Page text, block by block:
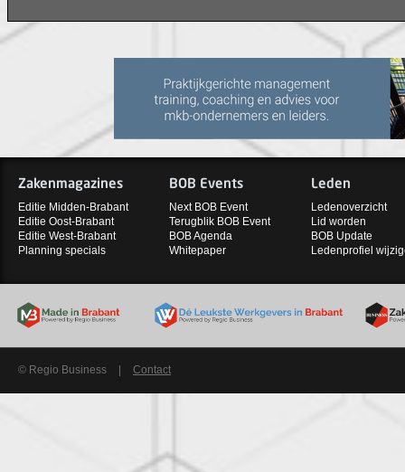
Zakenmagazines
Editie Midden-Brabant
Editie Oost-Brabant
Editie West-Brabant
Planning specials
BOB Events
Next BOB Event
Terugblik BOB Event
BOB Agenda
Whitepaper
Leden
Ledenoverzicht
Lid worden
BOB Update
Ledenprofiel
© Regio Business Contact